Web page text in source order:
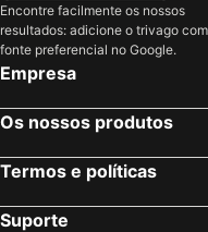
Gästezimmer Plänke
Drei Rosen
Hôtel La Croisée Neuchâtel
RÉsidence Neuchatel Vue
Encontre facilmente os nossos
resultados: adicione o trivago
fonte preferencial no Google.
Empresa
Os nossos produtos
Termos e políticas
Suporte